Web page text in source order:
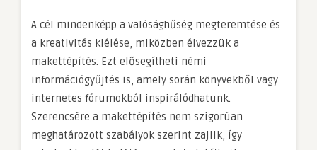
A cél mindenképp a valósághűség megteremtése és
a kreativitás kiélése, miközben élvezzük a
makettépítés. Ezt elősegítheti némi
információgyűjtés is, amely során könyvekből vagy
internetes fórumokból inspirálódhatunk.
Szerencsére a makettépítés nem szigorúan
meghatározott szabályok szerint zajlik, így